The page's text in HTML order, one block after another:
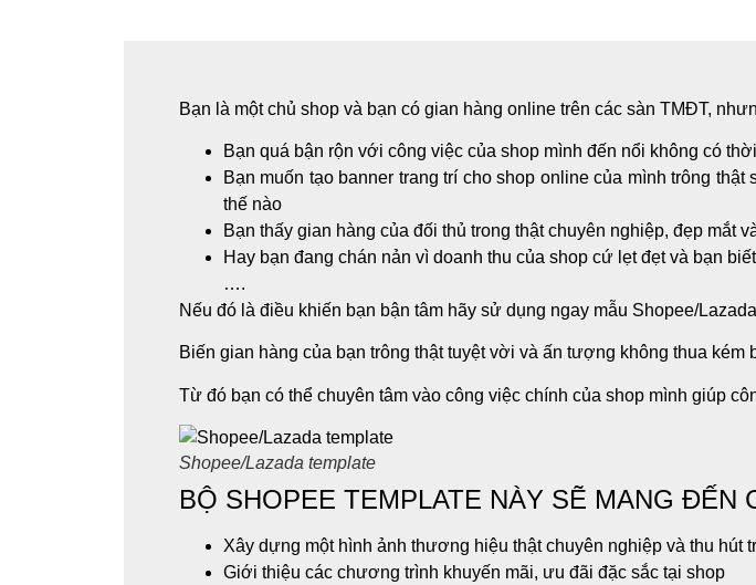
Bạn là một chủ shop và bạn có gian hàng online trên các sàn TMĐT,
Bạn quá bận rộn với công việc của shop mình đến nổi không có
Bạn muốn tạo banner trang trí cho shop online của mình trông
thế nào
Bạn thấy gian hàng của đối thủ trong thật chuyên nghiệp, đẹp mắt
Hay bạn đang chán nản vì doanh thu của shop cứ lẹt đẹt và bạn
….
Nếu đó là điều khiến bạn bận tâm hãy sử dụng ngay mẫu Shopee/
Biến gian hàng của bạn trông thật tuyệt vời và ấn tượng không thua kém
Từ đó bạn có thể chuyên tâm vào công việc chính của shop mình giúp
Shopee/Lazada template
BỘ SHOPEE TEMPLATE NÀY SẼ MANG ĐẾN
Xây dựng một hình ảnh thương hiệu thật chuyên nghiệp và thu hút
Giới thiệu các chương trình khuyến mãi, ưu đãi đặc sắc tại shop